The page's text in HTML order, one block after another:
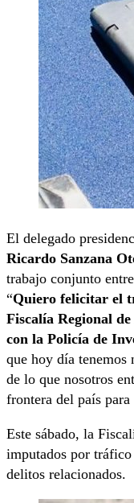
El delegado
Ricardo Sanzana
trabajo conjunto
“Quiero felicitar el
Fiscalía Regional
con la Policía de
que hoy día tenemos
de lo que nosotros
frontera del país
Este sábado, la
imputados por
delitos relacionados.